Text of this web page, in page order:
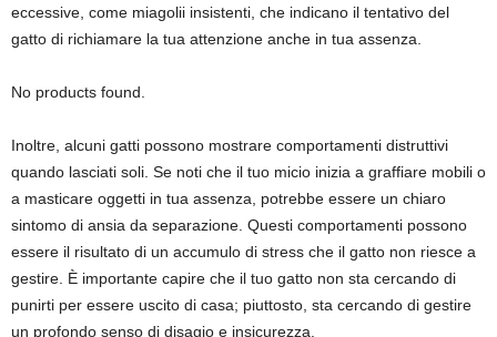
eccessive, come miagolii insistenti, che indicano il tentativo del
gatto di richiamare la tua attenzione anche in tua assenza.
No products found.
Inoltre, alcuni gatti possono mostrare comportamenti distruttivi
quando lasciati soli. Se noti che il tuo micio inizia a graffiare mobili o
a masticare oggetti in tua assenza, potrebbe essere un chiaro
sintomo di ansia da separazione. Questi comportamenti possono
essere il risultato di un accumulo di stress che il gatto non riesce a
gestire. È importante capire che il tuo gatto non sta cercando di
punirti per essere uscito di casa; piuttosto, sta cercando di gestire
un profondo senso di disagio e insicurezza.